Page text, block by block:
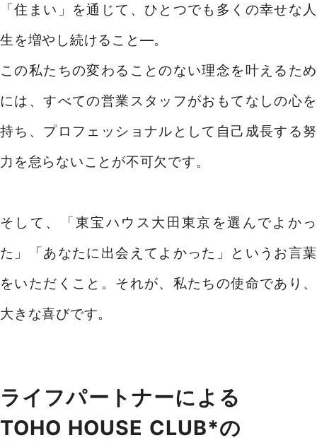
「住まい」を通じて、ひとつでも多くの幸せな人
生を増やし続けること―。
この私たちの変わることのない理念を叶えるため
には、すべての営業スタッフがおもてなしの心を
持ち、プロフェッショナルとして自己成長する努
力を怠らないことが不可欠です。
そして、「東宝ハウス大田東京を選んでよかっ
た」「あなたに出会えてよかった」というお言葉
をいただくこと。それが、私たちの使命であり、
大きな喜びです。
ライフパートナーによる
TOHO HOUSE CLUB*の